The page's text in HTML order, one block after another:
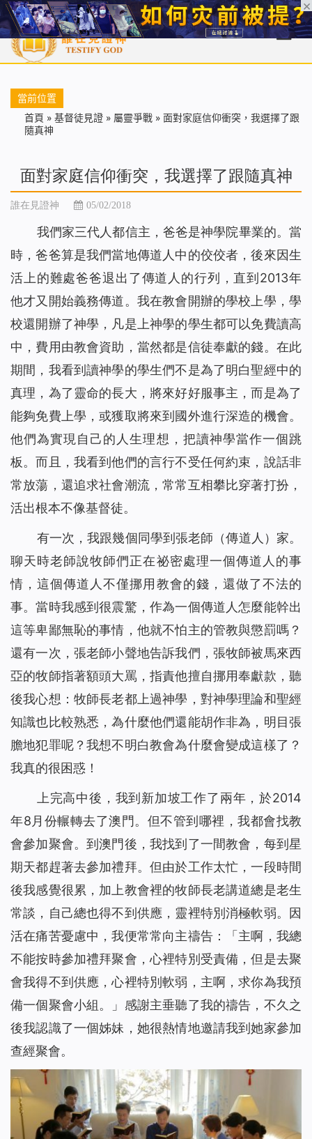
首頁 每日靈糧 天國福音 基督徒見證 信仰解答 聖經
當前位置
首頁 » 基督徒見證 » 屬靈爭戰 » 面對家庭信仰衝突，我選擇了跟
隨真神
面對家庭信仰衝突，我選擇了跟隨真神
誰在見證神 05/02/2018
我們家三代人都信主，爸爸是神學院畢業的。當
時，爸爸算是我們當地傳道人中的佼佼者，後來因生
活上的難處爸爸退出了傳道人的行列，直到2013年
他才又開始義務傳道。我在教會開辦的學校上學，學
校還開辦了神學，凡是上神學的學生都可以免費讀高
中，費用由教會資助，當然都是信徒奉獻的錢。在此
期間，我看到讀神學的學生們不是為了明白聖經中的
真理，為了靈命的長大，將來好好服事主，而是為了
能夠免費上學，或獲取將來到國外進行深造的機會。
他們為實現自己的人生理想，把讀神學當作一個跳
板。而且，我看到他們的言行不受任何約束，說話非
常放蕩，還追求社會潮流，常常互相攀比穿著打扮，
活出根本不像基督徒。
有一次，我跟幾個同學到張老師（傳道人）家。
聊天時老師說牧師們正在祕密處理一個傳道人的事
情，這個傳道人不僅挪用教會的錢，還做了不法的
事。當時我感到很震驚，作為一個傳道人怎麼能幹出
這等卑鄙無恥的事情，他就不怕主的管教與懲罰嗎？
還有一次，張老師小聲地告訴我們，張牧師被馬來西
亞的牧師指著額頭大罵，指責他擅自挪用奉獻款，聽
後我心想：牧師長老都上過神學，對神學理論和聖經
知識也比較熟悉，為什麼他們還能胡作非為，明目張
膽地犯罪呢？我想不明白教會為什麼會變成這樣了？
我真的很困惑！
上完高中後，我到新加坡工作了兩年，於2014
年8月份輾轉去了澳門。但不管到哪裡，我都會找教
會參加聚會。到澳門後，我找到了一間教會，每到星
期天都趕著去參加禮拜。但由於工作太忙，一段時間
後我感覺很累，加上教會裡的牧師長老講道總是老生
常談，自己總也得不到供應，靈裡特別消極軟弱。因
活在痛苦憂慮中，我便常常向主禱告：「主啊，我總
不能按時參加禮拜聚會，心裡特別受責備，但是去聚
會我得不到供應，心裡特別軟弱，主啊，求你為我預
備一個聚會小組。」感謝主垂聽了我的禱告，不久之
後我認識了一個姊妹，她很熱情地邀請我到她家參加
查經聚會。